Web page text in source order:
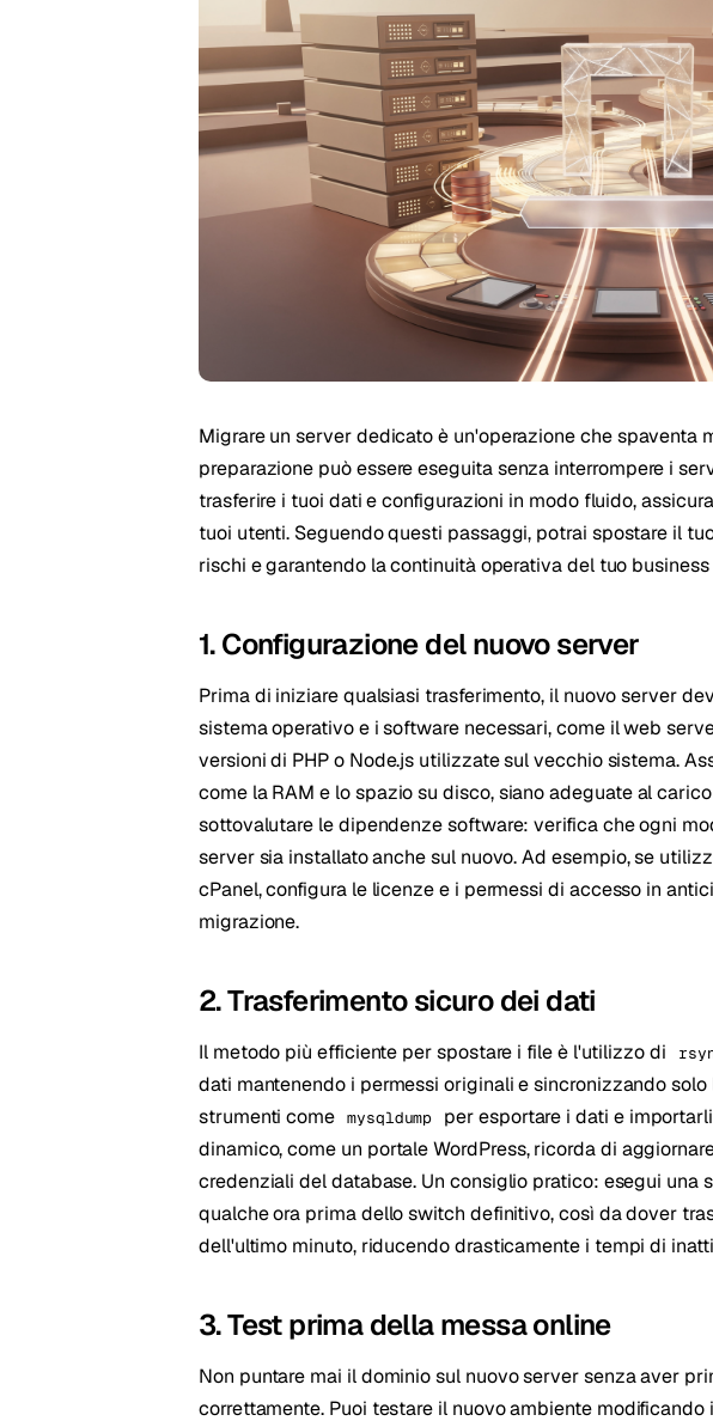
Stockholm
Warsaw
Migrare un server dedicato è un'operazione che spaventa
preparazione può essere eseguita senza interrompere i
trasferire i tuoi dati e configurazioni in modo fluido,
tuoi utenti. Seguendo questi passaggi, potrai spostare il
rischi e garantendo la continuità operativa del tuo business
1. Configurazione del nuovo server
Prima di iniziare qualsiasi trasferimento, il nuovo server
sistema operativo e i software necessari, come il web
versioni di PHP o Node.js utilizzate sul vecchio sistema.
come la RAM e lo spazio su disco, siano adeguate al
sottovalutare le dipendenze software: verifica che ogni
server sia installato anche sul nuovo. Ad esempio, se
cPanel, configura le licenze e i permessi di accesso in
migrazione.
2. Trasferimento sicuro dei dati
Il metodo più efficiente per spostare i file è l'utilizzo di
dati mantenendo i permessi originali e sincronizzando
strumenti come mysqldump
per esportare i dati e
dinamico, come un portale WordPress, ricorda di
credenziali del database. Un consiglio pratico: esegui una
qualche ora prima dello switch definitivo, così da dover
dell'ultimo minuto, riducendo drasticamente i tempi di
3. Test prima della messa online
Non puntare mai il dominio sul nuovo server senza aver
correttamente. Puoi testare il nuovo ambiente modificando